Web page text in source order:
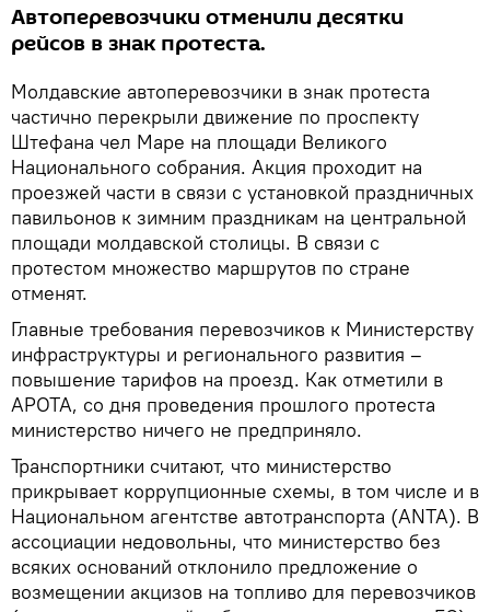
Автоперевозчики отменили десятки
рейсов в знак протеста.
Молдавские автоперевозчики в знак протеста
частично перекрыли движение по проспекту
Штефана чел Маре на площади Великого
Национального собрания. Акция проходит на
проезжей части в связи с установкой праздничных
павильонов к зимним праздникам на центральной
площади молдавской столицы. В связи с
протестом множество маршрутов по стране
отменят.
Главные требования перевозчиков к Министерству
инфраструктуры и регионального развития –
повышение тарифов на проезд. Как отметили в
АРОТА, со дня проведения прошлого протеста
министерство ничего не предприняло.
Транспортники считают, что министерство
прикрывает коррупционные схемы, в том числе и в
Национальном агентстве автотранспорта (ANTA). В
ассоциации недовольны, что министерство без
всяких оснований отклонило предложение о
возмещении акцизов на топливо для перевозчиков